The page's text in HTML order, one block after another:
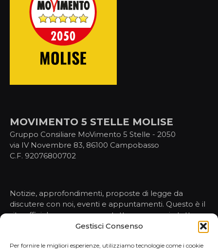
Gestisci Consenso
Per fornire le migliori esperienze, utilizziamo tecnologie come i cookie
MOVIMENTO 5 STELLE MOLISE
Gruppo Consiliare MoVimento 5 Stelle - 2050
via IV Novembre 83, 86100 Campobasso
C.F. 92076800702
Notizie, approfondimenti, proposte di legge da
discutere con noi, eventi e appuntamenti. Questo è il
sito ufficiale per conoscere tutto, ma proprio tutto,
sulle nostre attività nelle istituzioni.